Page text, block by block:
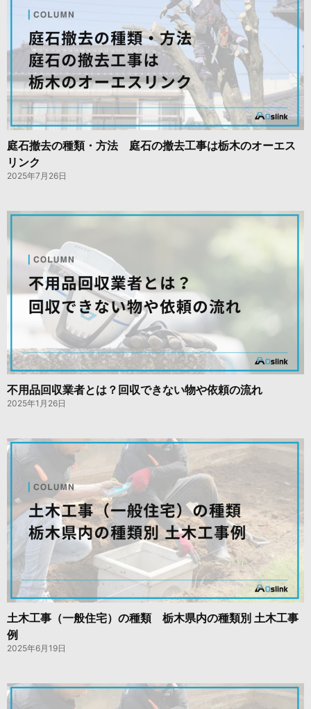
庭石撤去の種類・方法 庭石の撤去工事は栃木のオーエス
リンク
2025年7月26日
不用品回収業者とは？回収できない物や依頼の流れ
2025年1月26日
土木工事（一般住宅）の種類 栃木県内の種類別 土木工事
例
2025年6月19日